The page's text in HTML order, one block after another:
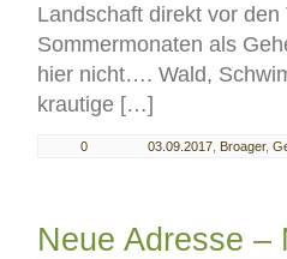
Landschaft direkt vor
Sommermonaten als
hier nicht…. Wald,
krautige […]
0 03.09.2017 Broager,
Neue Adresse –